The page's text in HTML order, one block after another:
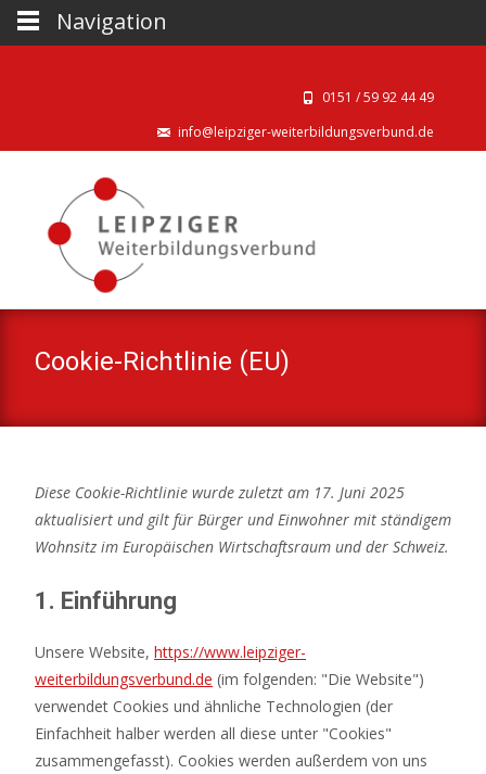
0151 / 59 92 44 49‬
info@leipziger-weiterbildungsverbund.de
Cookie-Richtlinie (EU)
Diese Cookie-Richtlinie wurde zuletzt am 17. Juni 2025
aktualisiert und gilt für Bürger und Einwohner mit ständigem
Wohnsitz im Europäischen Wirtschaftsraum und der Schweiz.
1. Einführung
Unsere Website, https://www.leipziger-
weiterbildungsverbund.de (im folgenden: "Die Website")
verwendet Cookies und ähnliche Technologien (der
Einfachheit halber werden all diese unter "Cookies"
zusammengefasst). Cookies werden außerdem von uns
Navigation